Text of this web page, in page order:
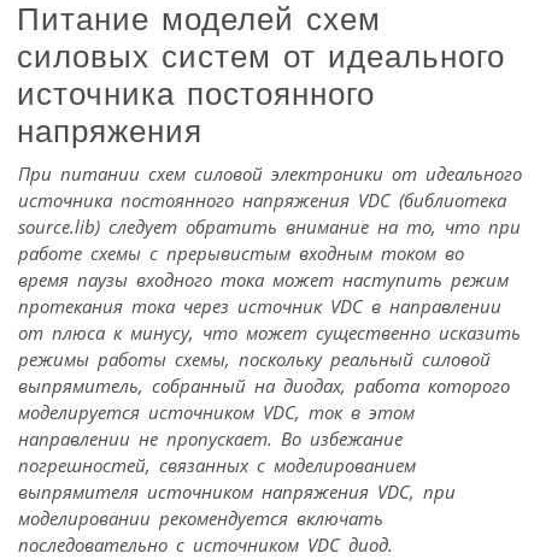
Питание моделей схем
силовых систем от идеального
источника постоянного
напряжения
При питании схем силовой электроники от идеального
источника постоянного напряжения VDC (библиотека
source.lib) следует обратить внимание на то, что при
работе схемы с прерывистым входным током во
время паузы входного тока может наступить режим
протекания тока через источник VDC в направлении
от плюса к минусу, что может существенно исказить
режимы работы схемы, поскольку реальный силовой
выпрямитель, собранный на диодах, работа которого
моделируется источником VDC, ток в этом
направлении не пропускает. Во избежание
погрешностей, связанных с моделированием
выпрямителя источником напряжения VDC, при
моделировании рекомендуется включать
последовательно с источником VDC диод.